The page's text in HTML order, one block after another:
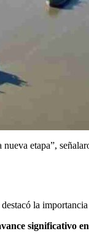
etapa”,
la
significativo